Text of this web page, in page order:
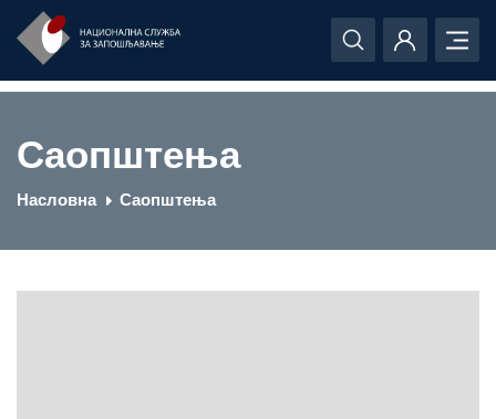
Саопштења
Насловна Саопштења